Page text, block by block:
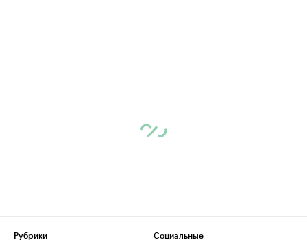
Рубрики
Социальные